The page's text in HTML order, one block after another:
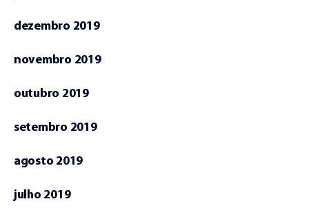
dezembro 2019
novembro 2019
outubro 2019
setembro 2019
agosto 2019
julho 2019